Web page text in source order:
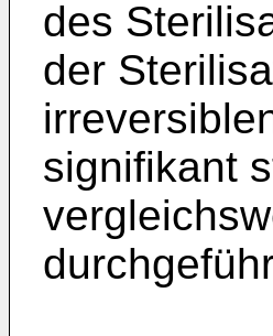
des
der
signifikant